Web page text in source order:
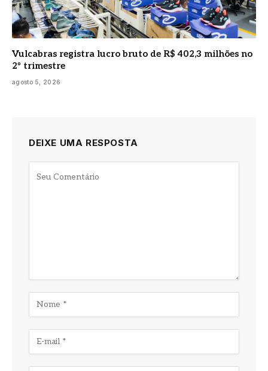
Vulcabras registra lucro bruto de R$ 402,3 milhões no
2º trimestre
agosto 5, 2026
DEIXE UMA RESPOSTA